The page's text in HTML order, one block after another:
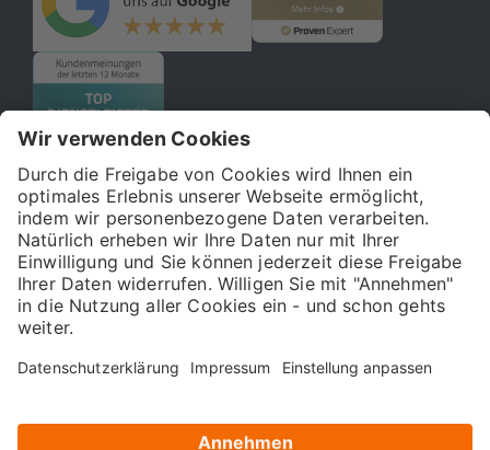
© 2026 121WATT GmbH
Über uns
Allgemeine Geschäftsbedingungen